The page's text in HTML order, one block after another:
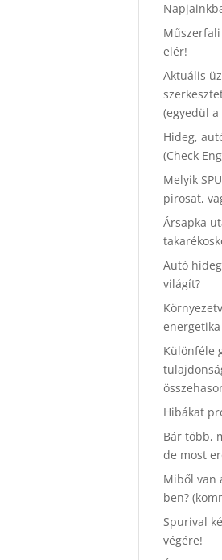
elér!
Aktuális
(egyedül
Hideg,
(Check
Melyik
pirosat,
Ársapka
Autó
világít?
energetika
Különféle
Hibákat
Bár több,
de most
Miből van
ben?
Spurival
végére!